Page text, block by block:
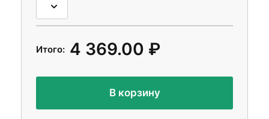
Итого: 4 369.00 ₽
В корзину